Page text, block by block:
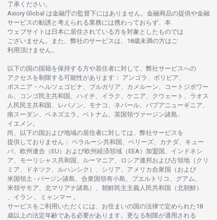
了承ください。
Axiory Global は金融庁の監督下にはありません。 金融商品の提供や金融
サービスの勧誘と 考えられる業務には携わっておらず、 本
ウェブサイトは 日本に居住さ れている方を対象としたものでは
ございません。
また、 弊社のサービスは、18歳未満の方はご
利用頂けません。
以下の国の国籍を保持する方や居住者に対して、 弊社サービスへの
アクセスを制限する可能性があります ： アンゴラ、ボリビア、
ボスニア ・ ヘルツェゴビナ、ブルガリア、カメルーン、コートジボワー
ル、
コンゴ民主共和国、ハイチ、イラク、ケニア、クウェート、 ラオス
人民民主共和国、レバノン、モナコ、ネパール、パプアニューギニア、
南スーダン、ベネズエラ、ベトナム、 英国領ヴァージン諸島、
イエメン。
尚、
以下の国および地域の居住者に対しては、 弊社サービスを
提供しておりません ： ベラルーシ共和国、ベリーズ、カナダ、キュー
バ、 欧州連合 （EU） および欧州経済領域 （EEA）加盟国、インドネシ
ア、 モーリシャス共和国、ルーマニア、 ロシア連邦および占領地 （クリ
ミア、ドネツク、ルハンシク）、シリア、 アメリカ合衆国
（および
米国領土 - バージン諸島、合衆国領有小島、プエルトリコ、グアム、
米領サモア、 北マリアナ諸島）、 朝鮮民主主義人民共和国
（北朝鮮）
、イラン 、ミャンマー 。
サービスをご利用いただくには、お住まいの国の法律で定められた 18
歳以上の法定年齢である必要があります。 更なる制限が適用さ れる